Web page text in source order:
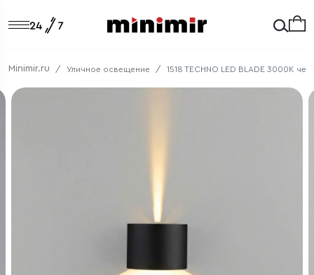
Minimir.ru Уличное освещение 1518 TECHNO LED BLADE 3000K